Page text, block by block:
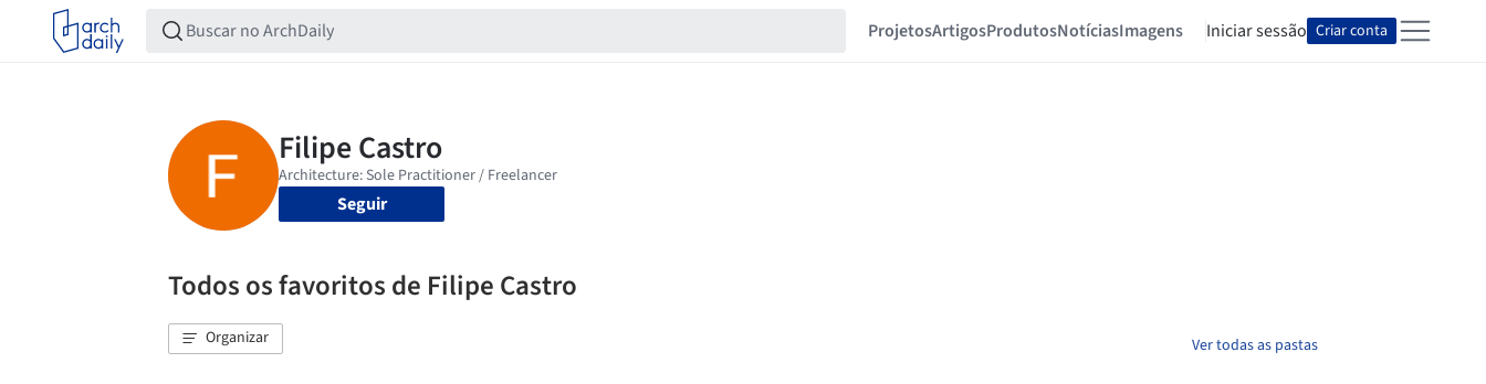
ProjetosArtigosProdutosNotíciasImagens Iniciar sessão Criar conta
Seguir
Todos os favoritos de Filipe Castro
Organizar Ver todas as pastas